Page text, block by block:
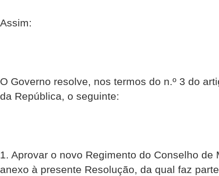
Assim:
O Governo resolve, nos termos do n.º 3 do
da República, o seguinte:
1. Aprovar o novo Regimento do Conselho de
anexo à presente Resolução, da qual faz